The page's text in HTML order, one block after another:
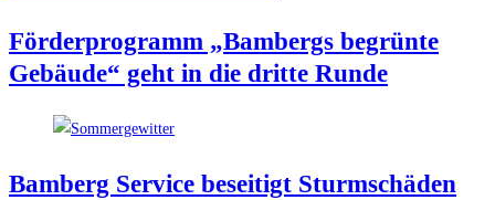
För­der­pro­gramm „Bam­bergs begrün­te
Gebäu­de“ geht in die drit­te Runde
Bam­berg Ser­vice besei­tigt Sturm­schä­den